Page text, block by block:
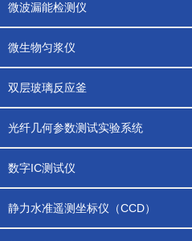
微波漏能检测仪
微生物匀浆仪
双层玻璃反应釜
光纤几何参数测试实验系统
数字IC测试仪
静力水准遥测坐标仪（CCD）